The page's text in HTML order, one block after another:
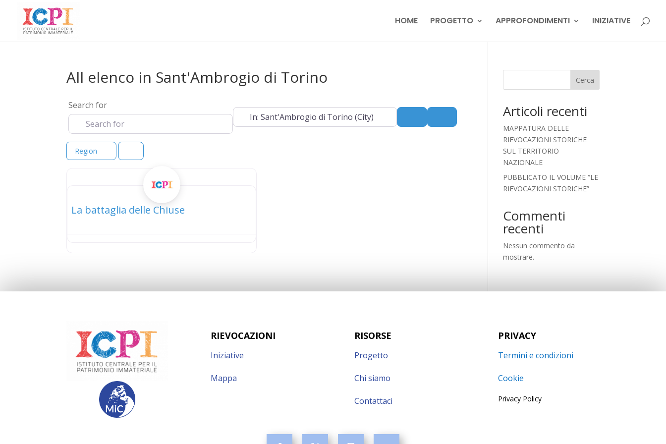
HOME PROGETTO APPROFONDIMENTI INIZIATIVE
All elenco in Sant'Ambrogio di Torino
Search for
Near Advanced Filters
Region
La battaglia delle Chiuse
Cerca
Articoli recenti
MAPPATURA DELLE
RIEVOCAZIONI STORICHE
SUL TERRITORIO
NAZIONALE
PUBBLICATO IL VOLUME “LE
RIEVOCAZIONI STORICHE”
Commenti
recenti
Nessun commento da
mostrare.
RIEVOCAZIONI
Iniziative
Mappa
RISORSE
Progetto
Chi siamo
Contattaci
PRIVACY
Termini e condizioni
Cookie
Privacy Policy